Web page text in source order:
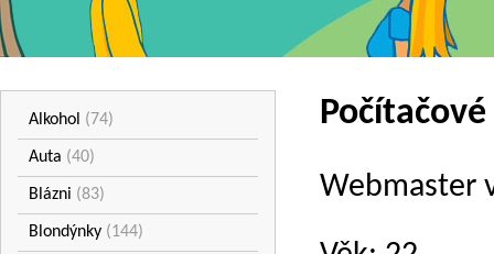
Alkohol (74)
Auta (40)
Blázni (83)
Blondýnky (144)
Webmaster